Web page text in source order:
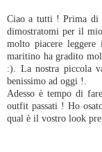
Ciao a tutti ! Prima di
dimostratomi per il
molto piacere
maritino ha gradito
:). La nostra piccola
benissimo ad oggi !.
Adesso è tempo di
outfit passati ! Ho
qual è il vostro look